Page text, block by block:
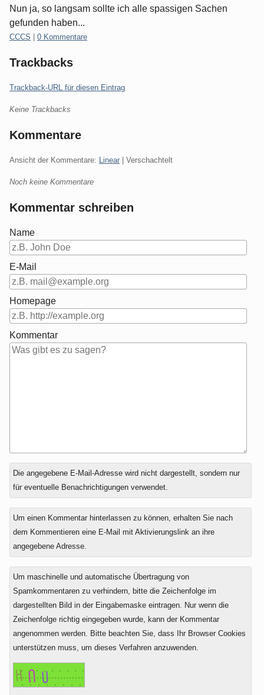
Nun ja, so langsam sollte ich alle spassigen Sachen
gefunden haben...
Kategorien:
CCCS 0 Kommentare
Trackbacks
Trackback-URL für diesen Eintrag
Keine Trackbacks
Kommentare
Ansicht der Kommentare: Linear | Verschachtelt
Noch keine Kommentare
Kommentar schreiben
Name
E-Mail
Homepage
Kommentar
Antwort
zu
Die angegebene E-Mail-Adresse wird nicht dargestellt, sondern nur
für eventuelle Benachrichtigungen verwendet.
Um einen Kommentar hinterlassen zu können, erhalten Sie nach
dem Kommentieren eine E-Mail mit Aktivierungslink an ihre
angegebene Adresse.
Um maschinelle und automatische Übertragung von
Spamkommentaren zu verhindern, bitte die Zeichenfolge im
dargestellten Bild in der Eingabemaske eintragen. Nur wenn die
Zeichenfolge richtig eingegeben wurde, kann der Kommentar
angenommen werden. Bitte beachten Sie, dass Ihr Browser Cookies
unterstützen muss, um dieses Verfahren anzuwenden.